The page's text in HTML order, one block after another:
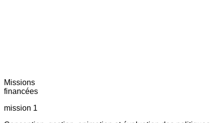
Missions
financées
mission 1